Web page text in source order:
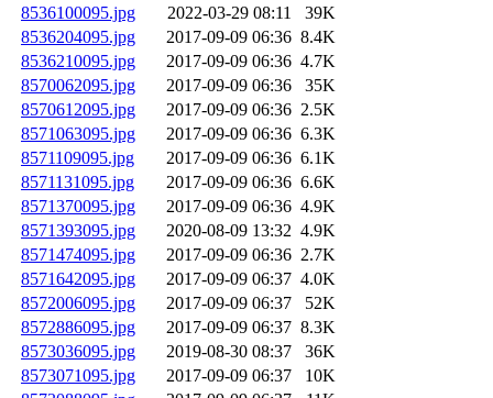
8536100095.jpg
2022-03-29 08:11
39K
8536204095.jpg
2017-09-09 06:36 8.4K
8536210095.jpg
2017-09-09 06:36 4.7K
8570062095.jpg
2017-09-09 06:36
35K
8570612095.jpg
2017-09-09 06:36 2.5K
8571063095.jpg
2017-09-09 06:36 6.3K
8571109095.jpg
2017-09-09 06:36 6.1K
8571131095.jpg
2017-09-09 06:36 6.6K
8571370095.jpg
2017-09-09 06:36 4.9K
8571393095.jpg
2020-08-09 13:32 4.9K
8571474095.jpg
2017-09-09 06:36 2.7K
8571642095.jpg
2017-09-09 06:37 4.0K
8572006095.jpg
2017-09-09 06:37
52K
8572886095.jpg
2017-09-09 06:37 8.3K
8573036095.jpg
2019-08-30 08:37
36K
8573071095.jpg
2017-09-09 06:37
10K